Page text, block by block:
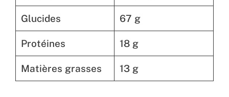
Glucides 67 g
Protéines 18 g
Matières grasses 13 g